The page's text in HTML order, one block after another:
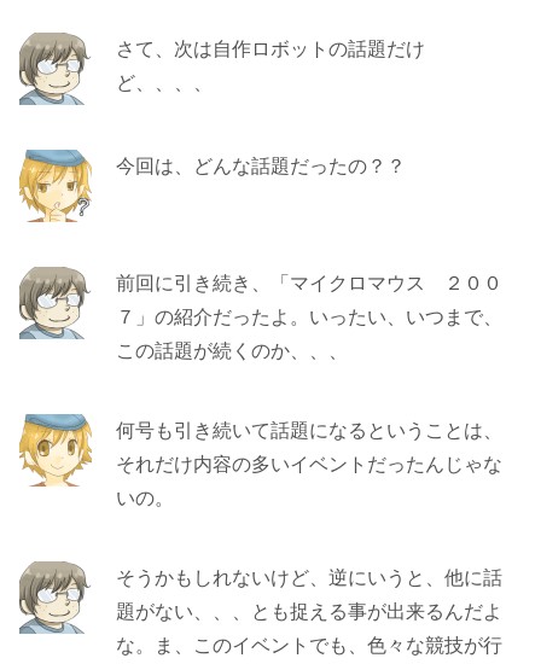
さて、次は自作ロボットの話題だけ
ど、、、、
今回は、どんな話題だったの？？
前回に引き続き、「マイクロマウス ２００
７」の紹介だったよ。いったい、いつまで、
この話題が続くのか、、、
何号も引き続いて話題になるということは、
それだけ内容の多いイベントだったんじゃな
いの。
そうかもしれないけど、逆にいうと、他に話
題がない、、、とも捉える事が出来るんだよ
な。ま、このイベントでも、色々な競技が行